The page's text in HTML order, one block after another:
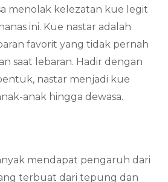
menolak kelezatan kue legit
ini. Kue nastar adalah
favorit yang tidak pernah
saat lebaran. Hadir dengan
nastar menjadi kue
anak hingga dewasa.
mendapat pengaruh dari
terbuat dari tepung dan